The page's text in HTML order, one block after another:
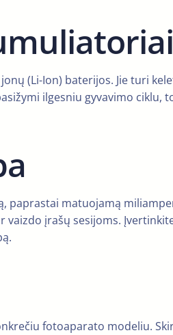
(Li-Ion) baterijos. Jie turi
ilgesniu gyvavimo
paprastai matuojamą
įrašų sesijoms.
fotoaparato modeliu.